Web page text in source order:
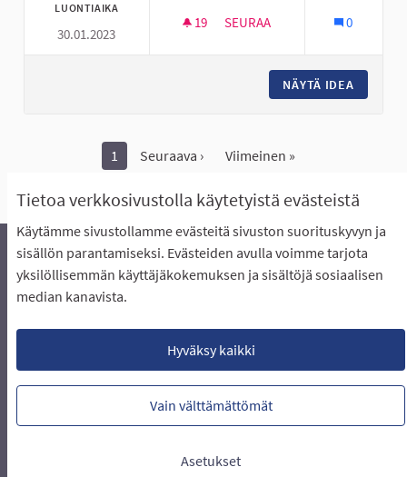
Tietoa verkkosivustolla käytetyistä evästeistä
Käytämme sivustollamme evästeitä sivuston suorituskyvyn ja
sisällön parantamiseksi. Evästeiden avulla voimme tarjota
yksilöllisemmän käyttäjäkokemuksen ja sisältöjä sosiaalisen
median kanavista.
Hyväksy kaikki
Vain välttämättömät
Asetukset
LUONTIAIKA
30.01.2023
19 19 SEURAAJAA
SEURAA 0
NÄYTÄ IDEA
1 Seuraava › Viimeinen »
Näytä kaikki peruutetut ideat
Äänestyksen pikaohjeet
Usein kysytyt kysymykset
Näin äänestät Asukasbudjetissa
Lataa avoimet datatiedostot
Evästeasetukset
Verkkosivusto luotuvapaan ohjelmiston